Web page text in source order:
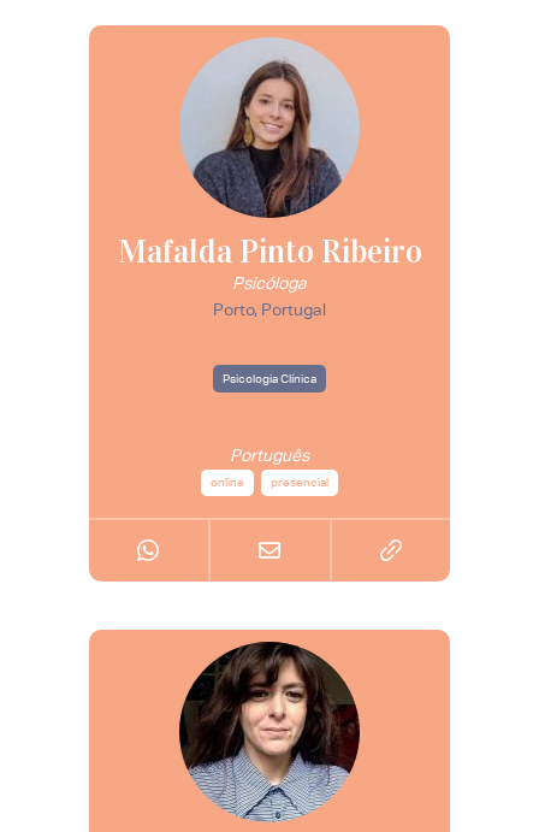
Mafalda Pinto Ribeiro
Psicóloga
Porto, Portugal
Psicologia Clínica
Português
online presencial